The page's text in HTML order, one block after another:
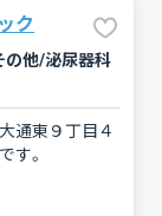
ク
の他/泌尿器科
通東９丁目４
す。